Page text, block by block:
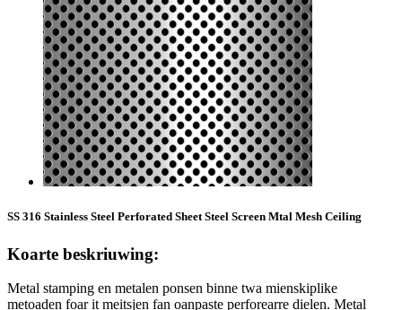
SS 316 Stainless Steel Perforated Sheet Steel Screen Mtal Mesh Ceiling
Koarte beskriuwing:
Metal stamping en metalen ponsen binne twa mienskiplike
metoaden foar it meitsjen fan oanpaste perforearre dielen. Metal